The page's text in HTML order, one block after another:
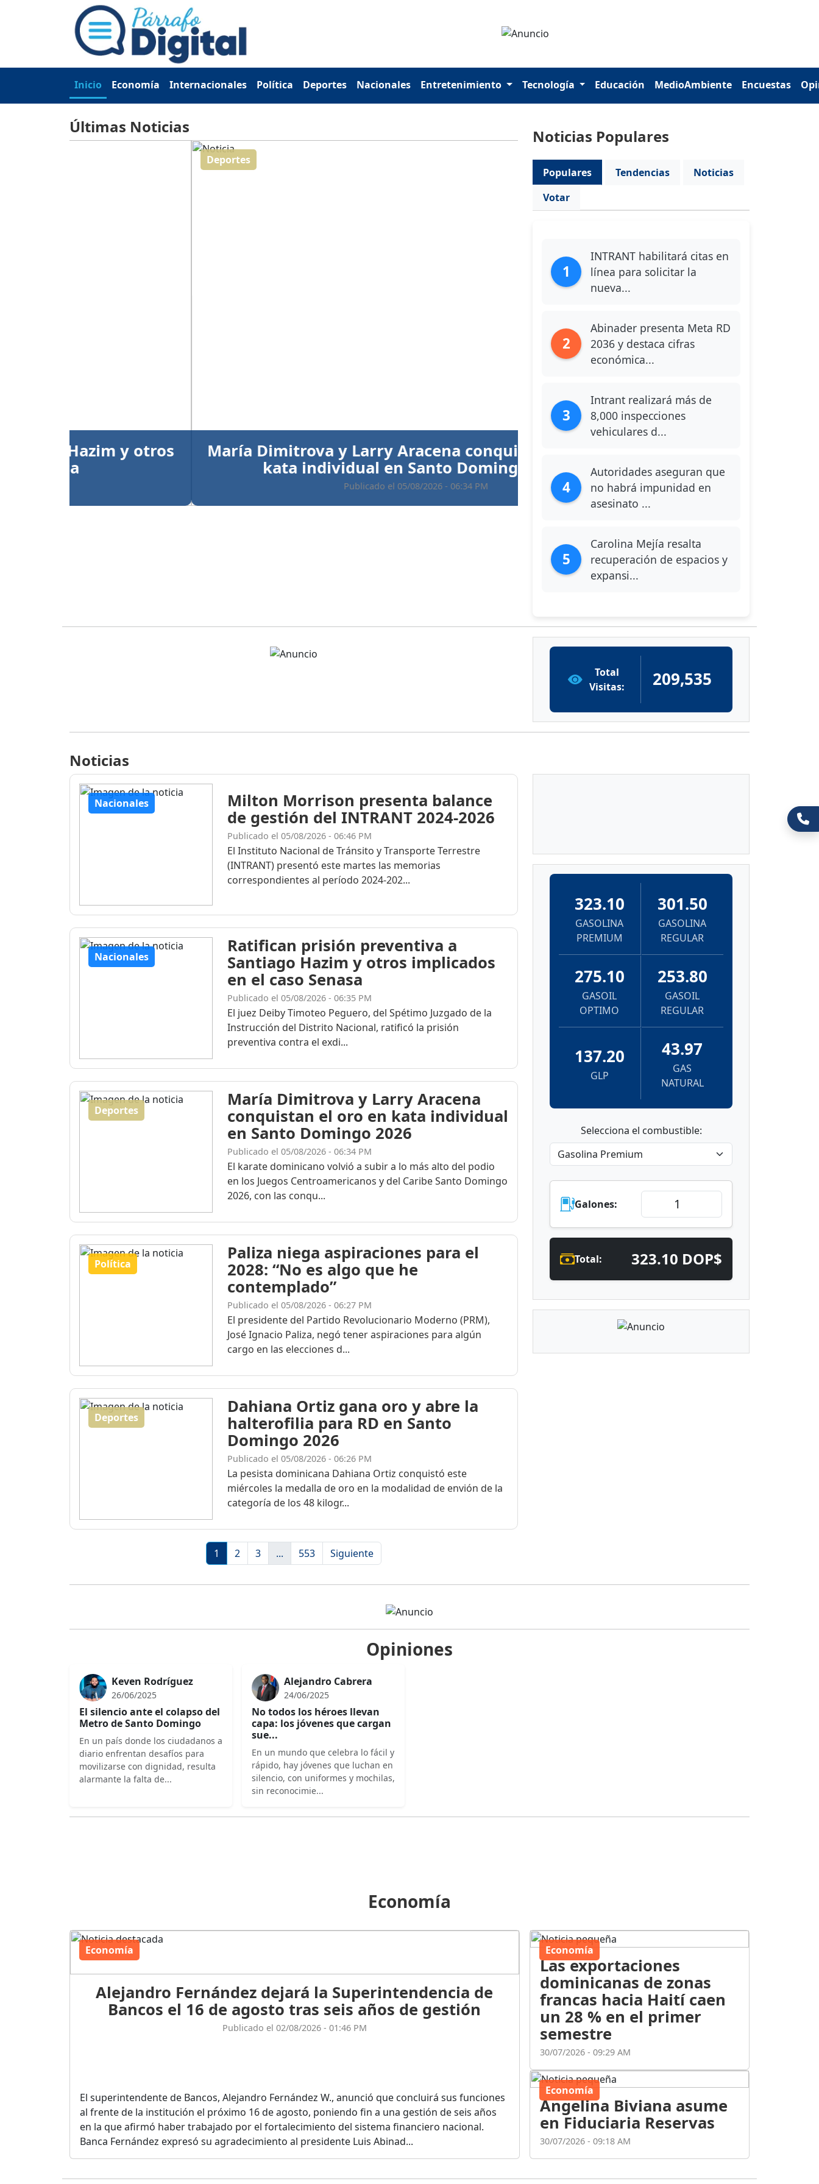
Inicio Economía Internacionales Política Deportes Nacionales Entretenimiento Tecnología Educación MedioAmbiente Encuestas
Últimas Noticias
María Dimitrova y Larry Aracena conquistan el oro en
kata individual en Santo Domingo 2026
Publicado el 05/08/2026 - 06:34 PM
Noticias Populares
Populares Tendencias
Noticias
Votar
1
INTRANT habilitará citas en
línea para solicitar la
nueva...
2
Abinader presenta Meta RD
2036 y destaca cifras
económica...
3
Intrant realizará más de
8,000 inspecciones
vehiculares d...
4
Autoridades aseguran que
no habrá impunidad en
asesinato ...
5
Carolina Mejía resalta
recuperación de espacios y
expansi...
Total
Visitas:
209,535
Noticias
Nacionales
Milton Morrison presenta balance
de gestión del INTRANT 2024-2026
Publicado el 05/08/2026 - 06:46 PM
El Instituto Nacional de Tránsito y Transporte Terrestre
(INTRANT) presentó este martes las memorias
correspondientes al período 2024-202...
Nacionales
Ratifican prisión preventiva a
Santiago Hazim y otros implicados
en el caso Senasa
Publicado el 05/08/2026 - 06:35 PM
El juez Deiby Timoteo Peguero, del Spétimo Juzgado de la
Instrucción del Distrito Nacional, ratificó la prisión
preventiva contra el exdi...
Deportes
María Dimitrova y Larry Aracena
conquistan el oro en kata individual
en Santo Domingo 2026
Publicado el 05/08/2026 - 06:34 PM
El karate dominicano volvió a subir a lo más alto del podio
en los Juegos Centroamericanos y del Caribe Santo Domingo
2026, con las conqu...
Política
Paliza niega aspiraciones para el
2028: “No es algo que he
contemplado”
Publicado el 05/08/2026 - 06:27 PM
El presidente del Partido Revolucionario Moderno (PRM),
José Ignacio Paliza, negó tener aspiraciones para algún
cargo en las elecciones d...
Deportes
Dahiana Ortiz gana oro y abre la
halterofilia para RD en Santo
Domingo 2026
Publicado el 05/08/2026 - 06:26 PM
La pesista dominicana Dahiana Ortiz conquistó este
miércoles la medalla de oro en la modalidad de envión de la
categoría de los 48 kilogr...
1 2 3 ... 553 Siguiente
323.10
GASOLINA
PREMIUM
301.50
GASOLINA
REGULAR
275.10
GASOIL
OPTIMO
253.80
GASOIL
REGULAR
137.20
GLP
43.97
GAS
NATURAL
Selecciona el combustible:
Galones:
Total: 323.10 DOP$
Opiniones
Keven Rodríguez
26/06/2025
El silencio ante el colapso del
Metro de Santo Domingo
En un país donde los ciudadanos a
diario enfrentan desafíos para
movilizarse con dignidad, resulta
alarmante la falta de...
Alejandro Cabrera
24/06/2025
No todos los héroes llevan
capa: los jóvenes que cargan
sue...
En un mundo que celebra lo fácil y
rápido, hay jóvenes que luchan en
silencio, con uniformes y mochilas,
sin reconocimie...
Economía
Economía
Alejandro Fernández dejará la Superintendencia de
Bancos el 16 de agosto tras seis años de gestión
Publicado el 02/08/2026 - 01:46 PM
El superintendente de Bancos, Alejandro Fernández W., anunció que concluirá sus funciones
al frente de la institución el próximo 16 de agosto, poniendo fin a una gestión de seis años
en la que afirmó haber trabajado por el fortalecimiento del sistema financiero nacional.
Banca Fernández expresó su agradecimiento al presidente Luis Abinad...
Economía
Las exportaciones
dominicanas de zonas
francas hacia Haití caen
un 28 % en el primer
semestre
30/07/2026 - 09:29 AM
Economía
Angelina Biviana asume
en Fiduciaria Reservas
30/07/2026 - 09:18 AM